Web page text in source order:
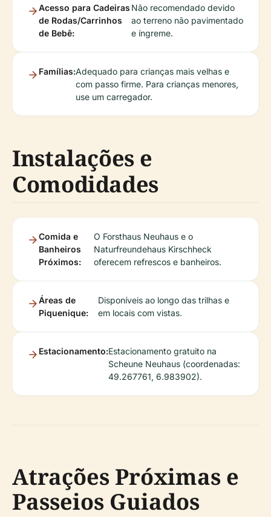
Acesso para Cadeiras
de Rodas/Carrinhos
de Bebê:
Não recomendado devido
ao terreno não pavimentado
e íngreme.
Famílias:Adequado para crianças mais velhas e
com passo firme. Para crianças menores,
use um carregador.
Instalações e
Comodidades
Comida e
Banheiros
Próximos:
O Forsthaus Neuhaus e o
Naturfreundehaus Kirschheck
oferecem refrescos e banheiros.
Áreas de
Piquenique:
Disponíveis ao longo das trilhas e
em locais com vistas.
Estacionamento:Estacionamento gratuito na
Scheune Neuhaus (coordenadas:
49.267761, 6.983902).
Atrações Próximas e
Passeios Guiados